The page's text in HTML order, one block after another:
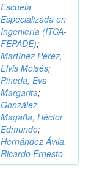
Escuela
Especializada en
Ingeniería (ITCA-
FEPADE);
Martínez Pérez,
Elvis Moisés;
Pineda, Eva
Margarita;
González
Magaña, Héctor
Edmundo;
Hernández Ávila,
Ricardo Ernesto